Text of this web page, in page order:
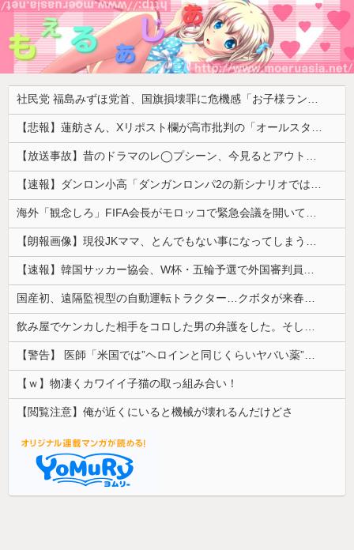
社民党 福島みずほ党首、国旗損壊罪に危機感「お子様ランチの日の丸は折っても破っても処罰されない、 どうでしょう。本当にそうなのか」
【悲報】蓮舫さん、Xリポスト欄が高市批判の「オールスター状態」で埋め尽くされているとネットで話題に → ………
【放送事故】昔のドラマのレ◯プシーン、今見るとアウトすぎる・・・
【速報】ダンロン小高「ダンガンロンパ2の新シナリオでは、人気キャラも殺していきますw」
海外「観念しろ」FIFA会長がモロッコで緊急会議を開いて海外大騒ぎ！（海外の反応）
【朗報画像】現役JKママ、とんでもない事になってしまうｗｗｗｗｗｗｗｗｗｗｗｗ 【Pickup07091604】
【速報】韓国サッカー協会、W杯・五輪予選で外国審判員や監督官を性接待！！！！
国産初、遠隔監視型の自動運転トラクター…クボタが来春に発売！
飲み屋でケンカした相手をコロした男の弁護をした。そして数年後、因果応報を思わせる出来事が…
【警告】 医師「米国では”ヘロインと同じくらいヤバい薬”が日本では平気で処方されてる」
【ｗ】物凄くカワイイ子猫の取っ組み合い！
【閲覧注意】俺が近くにいると機械が壊れるんだけどさ